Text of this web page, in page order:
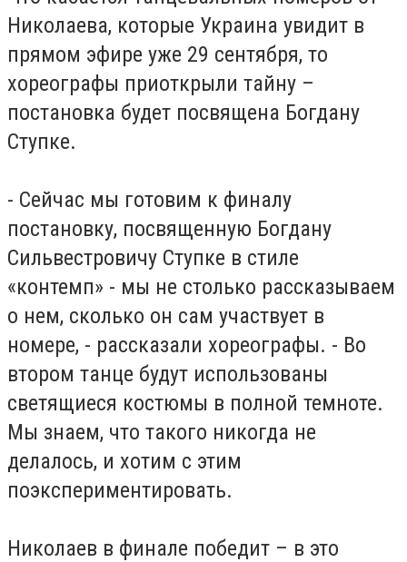
Николаева, которые Украина увидит в
прямом эфире уже 29 сентября, то
хореографы приоткрыли тайну –
постановка будет посвящена Богдану
Ступке.
- Сейчас мы готовим к финалу
постановку, посвященную Богдану
Сильвестровичу Ступке в стиле
«контемп» - мы не столько рассказываем
о нем, сколько он сам участвует в
номере, - рассказали хореографы. - Во
втором танце будут использованы
светящиеся костюмы в полной темноте.
Мы знаем, что такого никогда не
делалось, и хотим с этим
поэкспериментировать.
Николаев в финале победит – в это